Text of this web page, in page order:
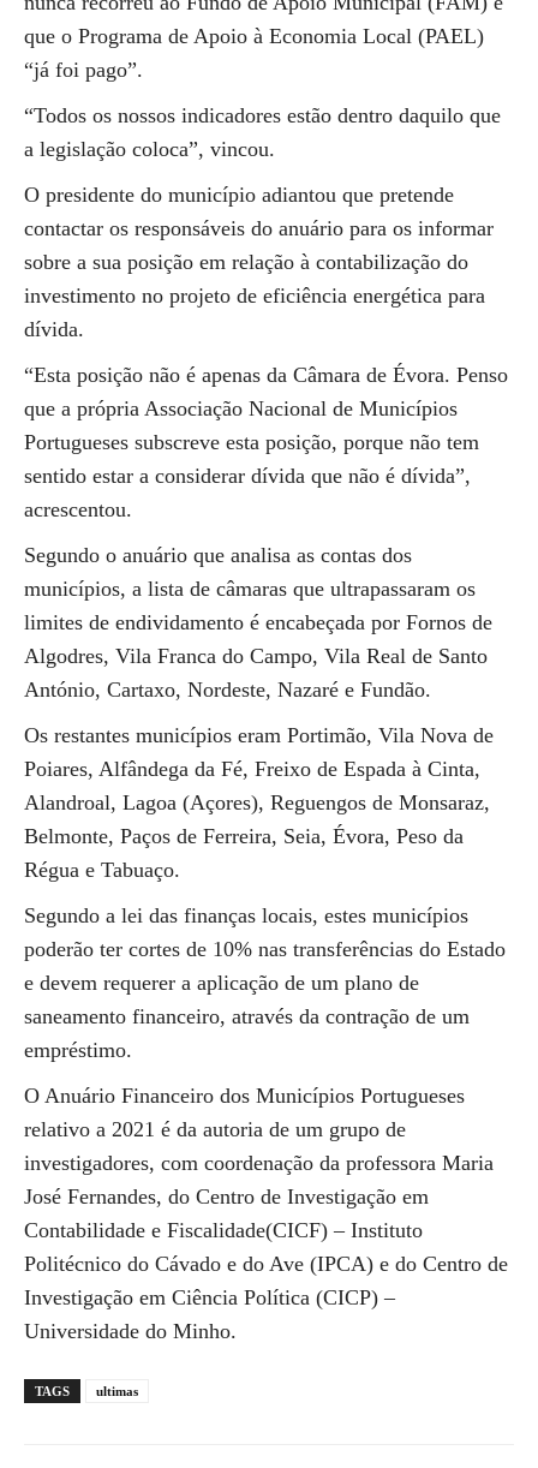
que o Programa de Apoio à Economia Local (PAEL)
“já foi pago”.
“Todos os nossos indicadores estão dentro daquilo que
a legislação coloca”, vincou.
O presidente do município adiantou que pretende
contactar os responsáveis do anuário para os informar
sobre a sua posição em relação à contabilização do
investimento no projeto de eficiência energética para
dívida.
“Esta posição não é apenas da Câmara de Évora. Penso
que a própria Associação Nacional de Municípios
Portugueses subscreve esta posição, porque não tem
sentido estar a considerar dívida que não é dívida”,
acrescentou.
Segundo o anuário que analisa as contas dos
municípios, a lista de câmaras que ultrapassaram os
limites de endividamento é encabeçada por Fornos de
Algodres, Vila Franca do Campo, Vila Real de Santo
António, Cartaxo, Nordeste, Nazaré e Fundão.
Os restantes municípios eram Portimão, Vila Nova de
Poiares, Alfândega da Fé, Freixo de Espada à Cinta,
Alandroal, Lagoa (Açores), Reguengos de Monsaraz,
Belmonte, Paços de Ferreira, Seia, Évora, Peso da
Régua e Tabuaço.
Segundo a lei das finanças locais, estes municípios
poderão ter cortes de 10% nas transferências do Estado
e devem requerer a aplicação de um plano de
saneamento financeiro, através da contração de um
empréstimo.
O Anuário Financeiro dos Municípios Portugueses
relativo a 2021 é da autoria de um grupo de
investigadores, com coordenação da professora Maria
José Fernandes, do Centro de Investigação em
Contabilidade e Fiscalidade(CICF) – Instituto
Politécnico do Cávado e do Ave (IPCA) e do Centro de
Investigação em Ciência Política (CICP) –
Universidade do Minho.
TAGS ultimas